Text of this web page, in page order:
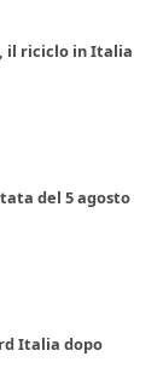
il riciclo in Italia
del 5 agosto
Italia dopo